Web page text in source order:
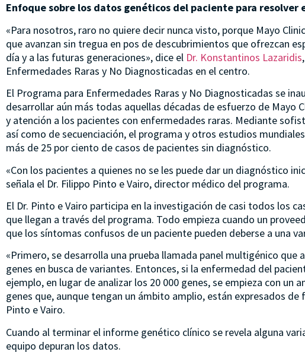
Enfoque sobre los datos genéticos del paciente para
«Para nosotros, raro no quiere decir nunca visto, porque Mayo
que avanzan sin tregua en pos de descubrimientos que ofrezcan
día y a las futuras generaciones», dice el Dr. Konstantinos Lazaridis
Enfermedades Raras y No Diagnosticadas en el centro.
El Programa para Enfermedades Raras y No Diagnosticadas se
desarrollar aún más todas aquellas décadas de esfuerzo de
y atención a los pacientes con enfermedades raras. Mediante
así como de secuenciación, el programa y otros estudios
más de 25 por ciento de casos de pacientes sin diagnóstico.
«Con los pacientes a quienes no se les puede dar un diagnóstico
señala el Dr. Filippo Pinto e Vairo, director médico del programa.
El Dr. Pinto e Vairo participa en la investigación de casi todos los
que llegan a través del programa. Todo empieza cuando un
que los síntomas confusos de un paciente pueden deberse a una
«Primero, se desarrolla una prueba llamada panel multigénico
genes en busca de variantes. Entonces, si la enfermedad del
ejemplo, en lugar de analizar los 20 000 genes, se empieza con un
genes que, aunque tengan un ámbito amplio, están expresados de
Pinto e Vairo.
Cuando al terminar el informe genético clínico se revela alguna
equipo depuran los datos.